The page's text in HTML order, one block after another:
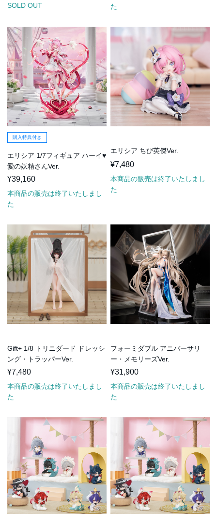
SOLD OUT
た
購入特典付き
エリシア 1/7フィギュア ハーイ♥
愛の妖精さんVer.
¥39,160
本商品の販売は終了いたしまし
た
エリシア ちび英傑Ver.
¥7,480
本商品の販売は終了いたしまし
た
Gift+ 1/8 トリニダード ドレッシ
ング・トラッパーVer.
¥7,480
本商品の販売は終了いたしまし
た
フォーミダブル アニバーサリ
ー・メモリーズVer.
¥31,900
本商品の販売は終了いたしまし
た